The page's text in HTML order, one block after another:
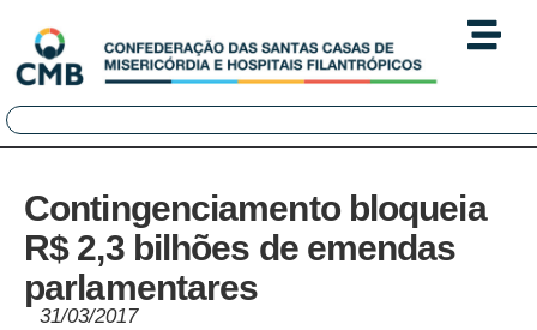
Contingenciamento bloqueia
R$ 2,3 bilhões de emendas
parlamentares
31/03/2017